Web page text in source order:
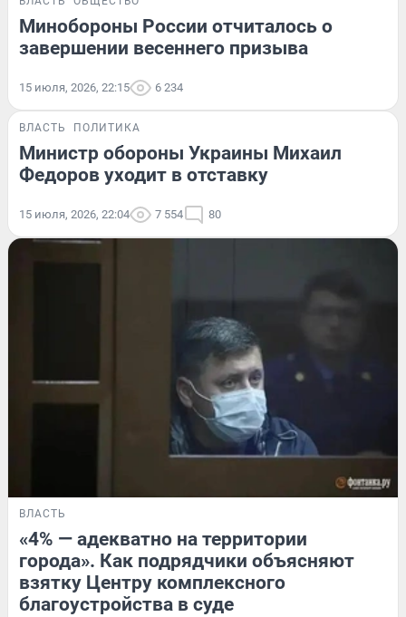
Минобороны России отчиталось о
завершении весеннего призыва
15 июля, 2026, 22:15 6 234
ВЛАСТЬ ПОЛИТИКА
Министр обороны Украины Михаил
Федоров уходит в отставку
15 июля, 2026, 22:04 7 554 80
ВЛАСТЬ
«4% — адекватно на территории
города». Как подрядчики объясняют
взятку Центру комплексного
благоустройства в суде